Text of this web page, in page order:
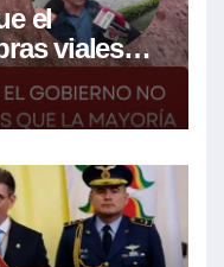
el
viales
son de la